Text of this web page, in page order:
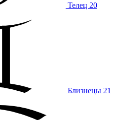
Телец 20
Близнецы 21